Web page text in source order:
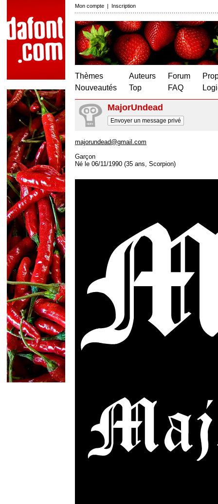
Mon compte | Inscription
Thèmes
Nouveautés
Auteurs
Top
Forum
FAQ
MajorUndead
Envoyer un message privé
majorundead@gmail.com
Garçon
Né le 06/11/1990 (35 ans, Scorpion)